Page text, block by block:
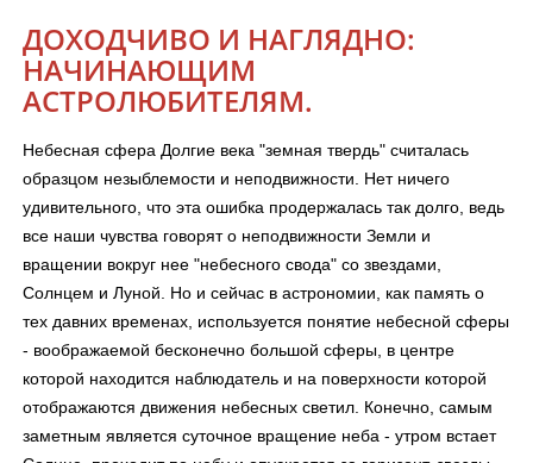
ДОХОДЧИВО И НАГЛЯДНО:
НАЧИНАЮЩИМ
АСТРОЛЮБИТЕЛЯМ.
Небесная сфера Долгие века "земная твердь" считалась
образцом незыблемости и неподвижности. Нет ничего
удивительного, что эта ошибка продержалась так долго, ведь
все наши чувства говорят о неподвижности Земли и
вращении вокруг нее "небесного свода" со звездами,
Солнцем и Луной. Но и сейчас в астрономии, как память о
тех давних временах, используется понятие небесной сферы
- воображаемой бесконечно большой сферы, в центре
которой находится наблюдатель и на поверхности которой
отображаются движения небесных светил. Конечно, самым
заметным является суточное вращение неба - утром встает